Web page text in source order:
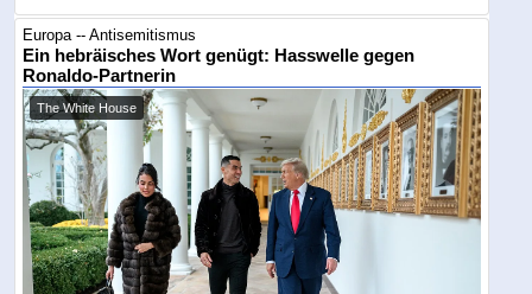
Europa -- Antisemitismus
Ein hebräisches Wort genügt: Hasswelle gegen
Ronaldo-Partnerin
The White House